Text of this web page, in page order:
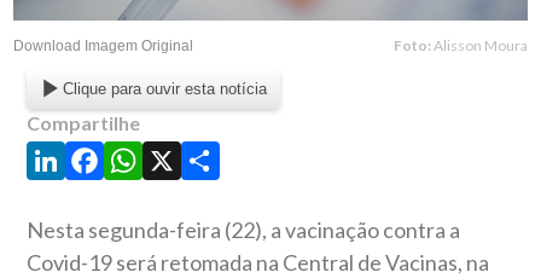
Download Imagem Original Foto: Alisson Moura
Clique para ouvir esta notícia
Compartilhe
LinkedIn
Facebook
WhatsApp
X Share
Nesta segunda-feira (22), a vacinação contra a
Covid-19 será retomada na Central de Vacinas, na